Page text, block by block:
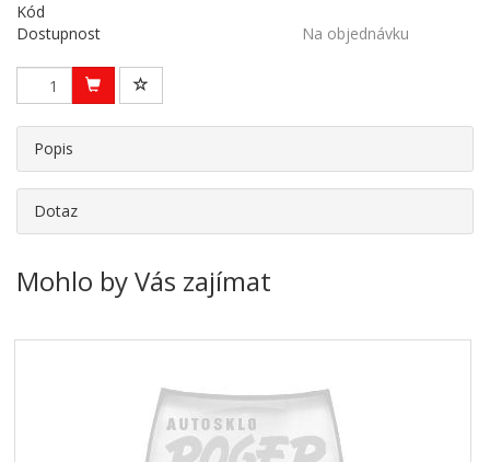
Kód
Dostupnost
Na objednávku
Popis
Dotaz
Mohlo by Vás zajímat